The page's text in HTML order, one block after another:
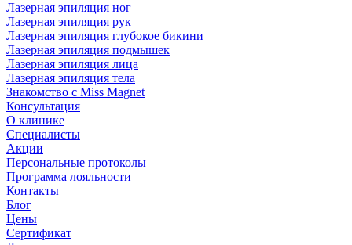
Лазерная эпиляция ног
Лазерная эпиляция рук
Лазерная эпиляция глубокое бикини
Лазерная эпиляция подмышек
Лазерная эпиляция лица
Лазерная эпиляция тела
Знакомство с Miss Magnet
Консультация
О клинике
Специалисты
Акции
Персональные протоколы
Программа лояльности
Контакты
Блог
Цены
Сертификат